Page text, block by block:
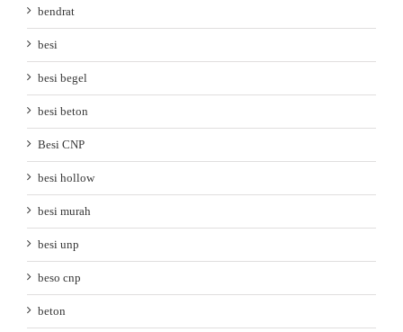
bendrat
besi
besi begel
besi beton
Besi CNP
besi hollow
besi murah
besi unp
beso cnp
beton